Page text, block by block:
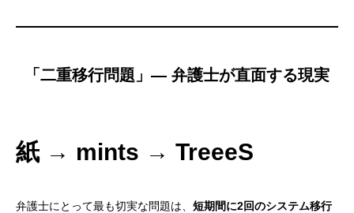
「二重移行問題」— 弁護士が直面する現実
紙 → mints → TreeeS
弁護士にとって最も切実な問題は、 短期間に2回のシステム移行